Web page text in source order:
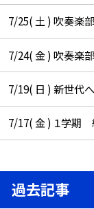
7/25( 土 ) 吹奏楽
7/24( 金 ) 吹奏楽
7/19( 日 ) 新世代へ
7/17( 金 ) １学期
過去記事